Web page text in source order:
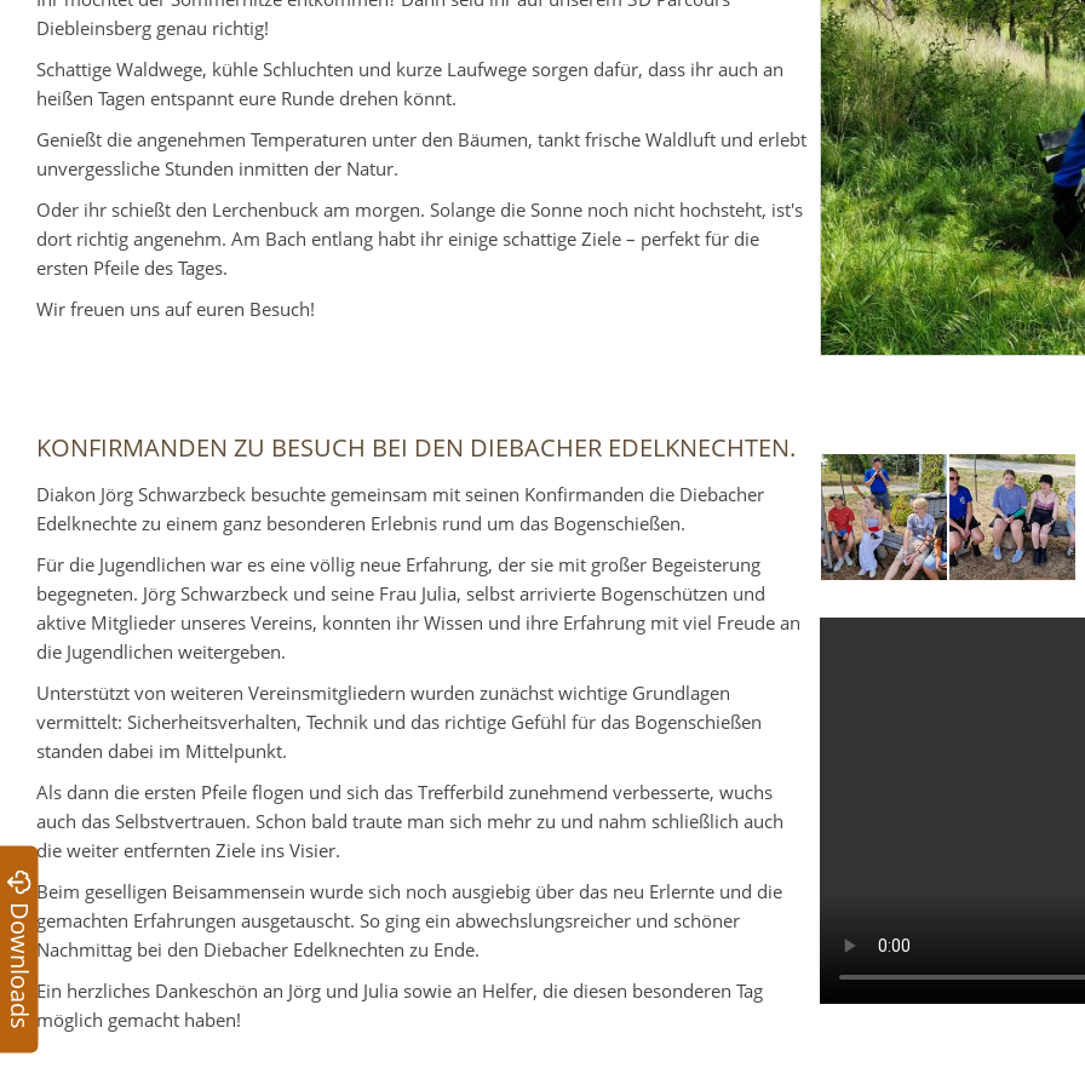
Downloads
Diebleinsberg genau richtig!
Schattige Waldwege, kühle Schluchten und kurze Laufwege sorgen dafür, dass ihr auch an
heißen Tagen entspannt eure Runde drehen könnt.
Genießt die angenehmen Temperaturen unter den Bäumen, tankt frische Waldluft und erlebt
unvergessliche Stunden inmitten der Natur.
Oder ihr schießt den Lerchenbuck am morgen. Solange die Sonne noch nicht hochsteht, ist's
dort richtig angenehm. Am Bach entlang habt ihr einige schattige Ziele – perfekt für die
ersten Pfeile des Tages.
Wir freuen uns auf euren Besuch!
KONFIRMANDEN ZU BESUCH BEI DEN DIEBACHER EDELKNECHTEN.
Diakon Jörg Schwarzbeck besuchte gemeinsam mit seinen Konfirmanden die Diebacher
Edelknechte zu einem ganz besonderen Erlebnis rund um das Bogenschießen.
Für die Jugendlichen war es eine völlig neue Erfahrung, der sie mit großer Begeisterung
begegneten. Jörg Schwarzbeck und seine Frau Julia, selbst arrivierte Bogenschützen und
aktive Mitglieder unseres Vereins, konnten ihr Wissen und ihre Erfahrung mit viel Freude an
die Jugendlichen weitergeben.
Unterstützt von weiteren Vereinsmitgliedern wurden zunächst wichtige Grundlagen
vermittelt: Sicherheitsverhalten, Technik und das richtige Gefühl für das Bogenschießen
standen dabei im Mittelpunkt.
Als dann die ersten Pfeile flogen und sich das Trefferbild zunehmend verbesserte, wuchs
auch das Selbstvertrauen. Schon bald traute man sich mehr zu und nahm schließlich auch
die weiter entfernten Ziele ins Visier.
Beim geselligen Beisammensein wurde sich noch ausgiebig über das neu Erlernte und die
gemachten Erfahrungen ausgetauscht. So ging ein abwechslungsreicher und schöner
Nachmittag bei den Diebacher Edelknechten zu Ende.
Ein herzliches Dankeschön an Jörg und Julia sowie an Helfer, die diesen besonderen Tag
möglich gemacht haben!